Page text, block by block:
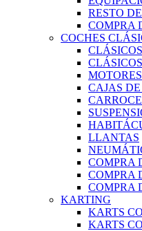
RESTO
COMPRA
COCHES
MOTORES
CAJAS
LLANTAS
COMPRA
COMPRA
COMPRA
KARTING
KARTS
KARTS